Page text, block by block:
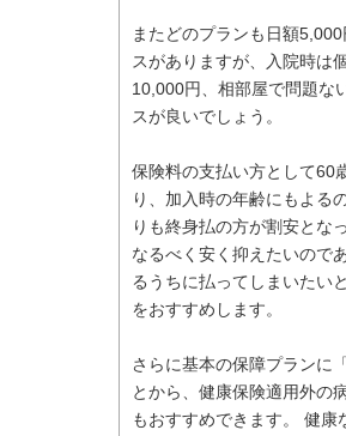
またどのプランも日額
スがありますが、入院時は
10,000円、相部屋で問題な
スが良いでしょう。
保険料の支払い方として60
り、加入時の年齢にもよる
りも終身払の方が割安とな
なるべく安く抑えたいので
るうちに払ってしまいたい
をおすすめします。
さらに基本の保障プランに
とから、健康保険適用外の
もおすすめできます。 健康